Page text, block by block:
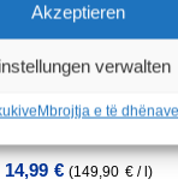
Akzeptieren
verwalten
Mbrojtja e të dhënave
14,99 € (149,90 €/l)